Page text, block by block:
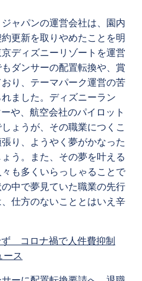
ャパンの運営会社は、園内
更新を取りやめたことを明
ディズニーリゾートを運営
ダンサーの配置転換や、賞
り、テーマパーク運営の苦
ました。ディズニーラン
や、航空会社のパイロット
ょうが、その職業につくこ
り、ようやく夢がかなった
う。また、その夢を叶える
も多くいらっしゃることで
中で夢見ていた職業の先行
仕方のないこととはいえ辛
コロナ禍で人件費抑制
ース